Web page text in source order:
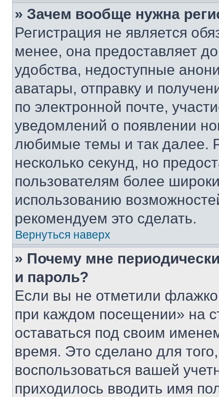
» Зачем вообще нужна
Регистрация не является
менее, она предоставляет
удобства, недоступные
аватары, отправку и
по электронной почте,
уведомлений о появлении
любимые темы и так далее.
несколько секунд, но
пользователям более
использованию
рекомендуем это сделать.
Вернуться наверх
» Почему мне
и пароль?
Если вы не отметили
при каждом посещении» на
оставаться под своим
время. Это сделано для
воспользоваться вашей
приходилось вводить имя